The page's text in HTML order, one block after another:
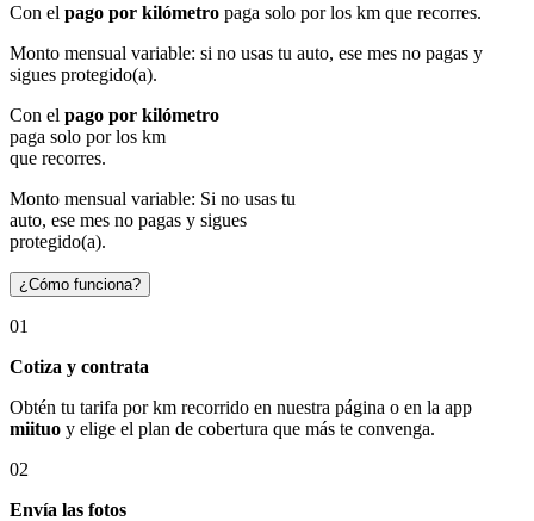
Con el pago por kilómetro paga solo por los km que recorres.
Monto mensual variable: si no usas tu auto, ese mes no pagas y
sigues protegido(a).
Con el pago por kilómetro
paga solo por los km
que recorres.
Monto mensual variable: Si no usas tu
auto, ese mes no pagas y sigues
protegido(a).
¿Cómo funciona?
01
Cotiza y contrata
Obtén tu tarifa por km recorrido en nuestra página o en la app
miituo y elige el plan de cobertura que más te convenga.
02
Envía las fotos